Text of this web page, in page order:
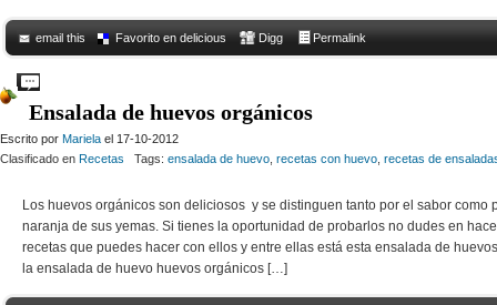
email this Favorito en delicious Digg Permalink
Ensalada de huevos orgánicos
Escrito por Mariela el 17-10-2012
Clasificado en Recetas Tags: ensalada de huevo recetas con huevo recetas de
Los huevos orgánicos son deliciosos y se distinguen tanto por el sabor como
naranja de sus yemas. Si tienes la oportunidad de probarlos no dudes en
recetas que puedes hacer con ellos y entre ellas está esta ensalada de
la ensalada de huevo huevos orgánicos […]